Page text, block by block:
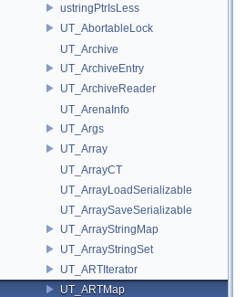
ustringPtrIsLess
UT_AbortableLock
UT_Archive
UT_ArchiveEntry
UT_ArchiveReader
UT_ArenaInfo
UT_Args
UT_Array
UT_ArrayCT
UT_ArrayLoadSerializable
UT_ArraySaveSerializable
UT_ArrayStringMap
UT_ArrayStringSet
UT_ARTIterator
UT_ARTMap